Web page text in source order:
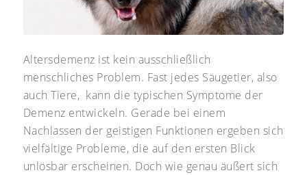
Altersdemenz ist kein ausschließlich
menschliches Problem. Fast jedes Säugetier, also
auch Tiere, kann die typischen Symptome der
Demenz entwickeln. Gerade bei einem
Nachlassen der geistigen Funktionen ergeben sich
vielfältige Probleme, die auf den ersten Blick
unlösbar erscheinen. Doch wie genau äußert sich